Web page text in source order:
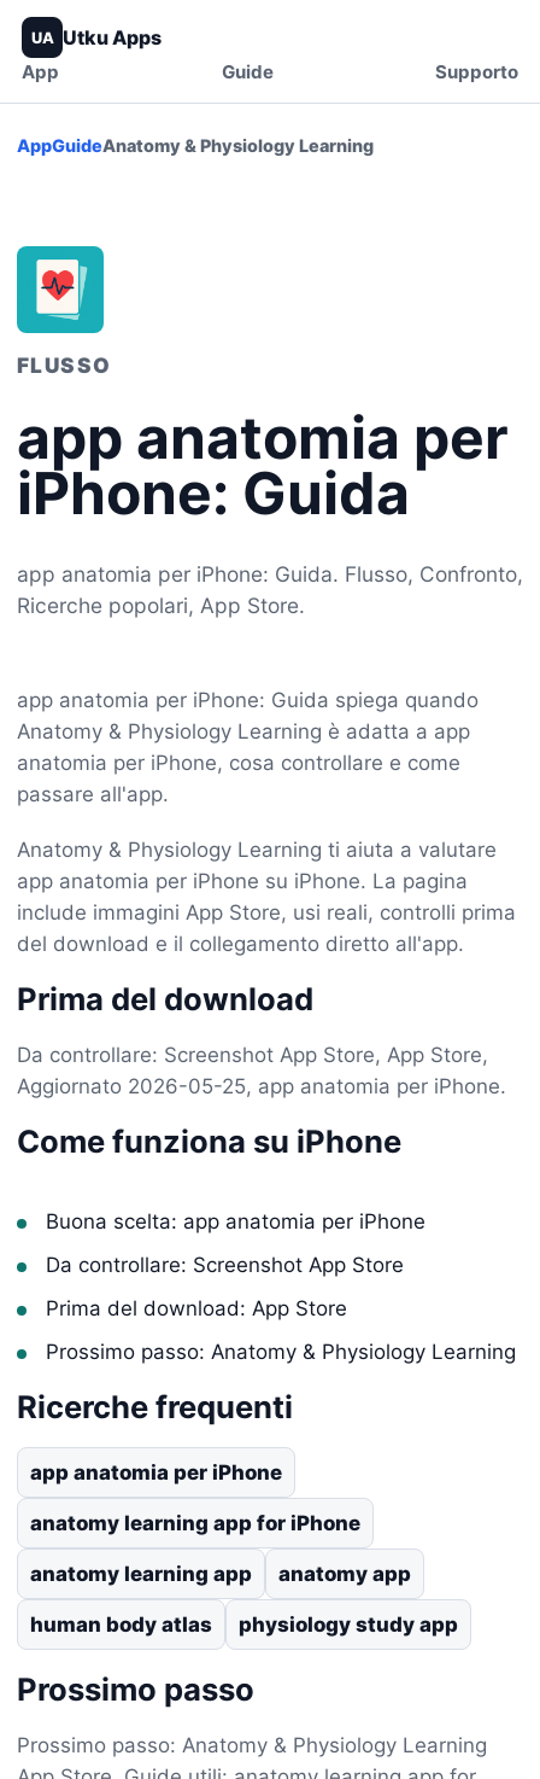
UA Utku Apps
App Guide Supporto
AppGuideAnatomy & Physiology Learning
FLUSSO
app anatomia per
iPhone: Guida
app anatomia per iPhone: Guida. Flusso, Confronto,
Ricerche popolari, App Store.
app anatomia per iPhone: Guida spiega quando
Anatomy & Physiology Learning è adatta a app
anatomia per iPhone, cosa controllare e come
passare all'app.
Anatomy & Physiology Learning ti aiuta a valutare
app anatomia per iPhone su iPhone. La pagina
include immagini App Store, usi reali, controlli prima
del download e il collegamento diretto all'app.
Prima del download
Da controllare: Screenshot App Store, App Store,
Aggiornato 2026-05-25, app anatomia per iPhone.
Come funziona su iPhone
Buona scelta: app anatomia per iPhone
Da controllare: Screenshot App Store
Prima del download: App Store
Prossimo passo: Anatomy & Physiology Learning
Ricerche frequenti
app anatomia per iPhone
anatomy learning app for iPhone
anatomy learning app anatomy app
human body atlas physiology study app
Prossimo passo
Prossimo passo: Anatomy & Physiology Learning